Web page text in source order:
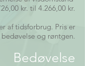
kr. til 4.266,00 kr.
af tidsforbrug. Pris er
bedøvelse og røntgen.
Bedøvelse